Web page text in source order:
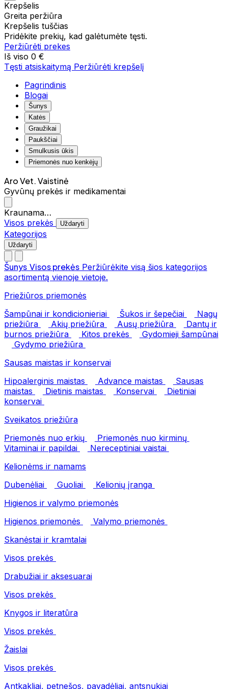
Krepšelis
Greita peržiūra
Krepšelis tuščias
Pridėkite prekių, kad galėtumėte tęsti.
Peržiūrėti prekes
Iš viso 0 €
Tęsti atsiskaitymą Peržiūrėti krepšelį
Pagrindinis
Blogai
Šunys
Katės
Graužikai
Paukščiai
Smulkusis ūkis
Priemonės nuo kenkėjų
Aro Vet. Vaistinė
Gyvūnų prekės ir medikamentai
Kraunama…
Visos prekės
Uždaryti
Kategorijos
Uždaryti
Šunys Visos prekės Peržiūrėkite visą šios kategorijos
asortimentą vienoje vietoje.
Priežiūros priemonės
Šampūnai ir kondicionieriai
Šukos ir šepečiai
Nagų
priežiūra
Akių priežiūra Ausų priežiūra
Dantų ir
burnos priežiūra
Kitos prekės
Gydomieji šampūnai
Gydymo priežiūra
Sausas maistas ir konservai
Hipoalerginis maistas
Advance maistas
Sausas
maistas
Dietinis maistas Konservai
Dietiniai
konservai
Sveikatos priežiūra
Priemonės nuo erkių
Priemonės nuo kirminų
Vitaminai ir papildai
Nereceptiniai vaistai
Kelionėms ir namams
Dubenėliai
Guoliai
Kelionių įranga
Higienos ir valymo priemonės
Higienos priemonės
Valymo priemonės
Skanėstai ir kramtalai
Visos prekės
Drabužiai ir aksesuarai
Visos prekės
Knygos ir literatūra
Visos prekės
Žaislai
Visos prekės
Antkakliai, petnešos, pavadėliai, antsnukiai